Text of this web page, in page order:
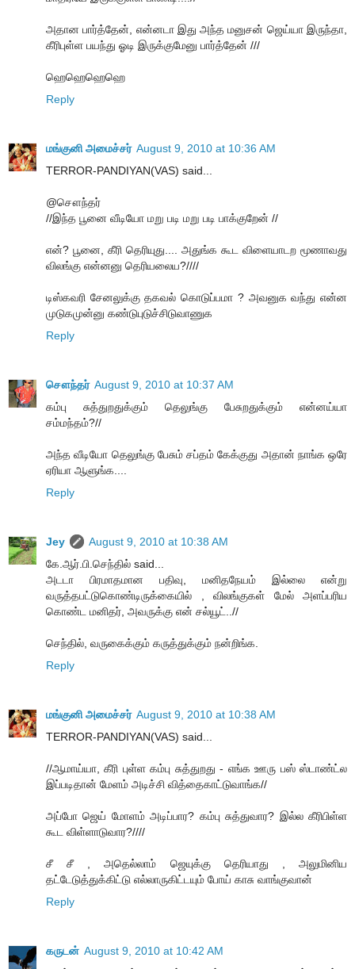
அதான பார்த்தேன், என்னடா இது அந்த மனுசன் ஜெய்யா இருந்தா,
கீரிபுள்ள பயந்து ஓடி இருக்குமேனு பார்த்தேன் ///
ஹெஹெஹெஹெ
Reply
மங்குனி அமைச்சர் August 9, 2010 at 10:36 AM
TERROR-PANDIYAN(VAS) said...
@சௌந்தர்
//இந்த பூனை வீடியோ மறு படி மறு படி பாக்குறேன் //
என்? பூனை, கீரி தெரியுது.... அதுங்க கூட விளையாடற மூணாவது
விலங்கு என்னனு தெரியலைய?////
டிஸ்கவரி சேனலுக்கு தகவல் கொடுப்பமா ? அவனுக வந்து என்ன
முடுகமுன்னு கண்டுபுடுச்சிடுவாணுக
Reply
சௌந்தர் August 9, 2010 at 10:37 AM
கம்பு சுத்துறதுக்கும் தெலுங்கு பேசுறதுக்கும் என்னய்யா
சம்மந்தம்?//
அந்த வீடியோ தெலுங்கு பேசும் சப்தம் கேக்குது அதான் நாங்க ஒரே
ஏரியா ஆளுங்க....
Reply
Jey
August 9, 2010 at 10:38 AM
கே.ஆர்.பி.செந்தில் said...
அடடா பிரமாதமான பதிவு, மனிதநேயம் இல்லை என்று
வருத்தபட்டுகொண்டிருக்கையில் , விலங்குகள் மேல் அளப்பரிய
கொண்ட மனிதர், அவருக்கு என் சல்யூட்..//
செந்தில், வருகைக்கும் கருத்துக்கும் நன்றிங்க.
Reply
மங்குனி அமைச்சர் August 9, 2010 at 10:38 AM
TERROR-PANDIYAN(VAS) said...
//ஆமாய்யா, கீரி புள்ள கம்பு சுத்துறது - எங்க ஊரு பஸ் ஸ்டாண்ட்ல
இப்படிதான் மேளம் அடிச்சி வித்தைகாட்டுவாங்க//
அப்போ ஜெய் மோளம் அடிப்பார? கம்பு சுத்துவார? இல்ல கீரிபிள்ள
கூட விள்ளாடுவார?////
சீ சீ , அதெல்லாம் ஜெயுக்கு தெரியாது , அலுமினிய
தட்டேடுத்துக்கிட்டு எல்லாருகிட்டயும் போய் காசு வாங்குவான்
Reply
கருடன் August 9, 2010 at 10:42 AM